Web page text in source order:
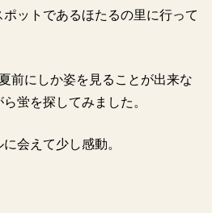
ットであるほたるの里に行って
前にしか姿を見ることが出来な
蛍を探してみました。
会えて少し感動。